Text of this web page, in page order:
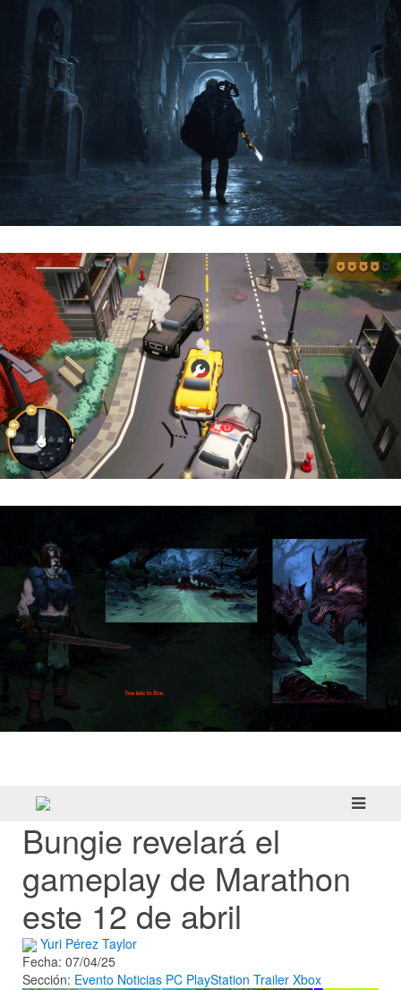
Bungie revelará el
gameplay de Marathon
este 12 de abril
Yuri Pérez Taylor
Fecha: 07/04/25
Sección: Evento Noticias PC PlayStation Trailer Xbox